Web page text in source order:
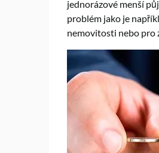
jednorázové menší
problém jako je
nemovitosti nebo pro